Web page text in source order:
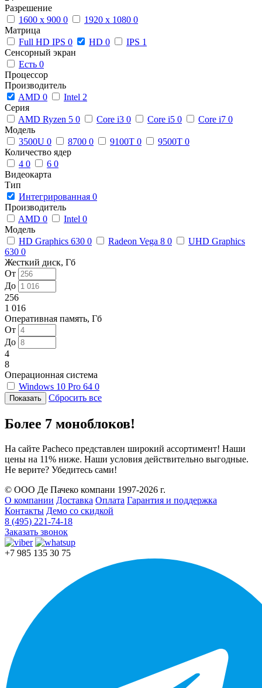
Разрешение
1600 x 900 0 1920 x 1080 0
Матрица
Full HD IPS 0 HD 0 IPS 1
Сенсорный экран
Есть 0
Процессор
Производитель
AMD 0 Intel 2
Серия
AMD Ryzen 5 0 Core i3 0 Core i5 0 Core i7 0
Модель
3500U 0 8700 0 9100T 0 9500T 0
Количество ядер
4 0 6 0
Видеокарта
Тип
Интегрированная 0
Производитель
AMD 0 Intel 0
Модель
HD Graphics 630 0 Radeon Vega 8 0
UHD Graphics
630 0
Жесткий диск, Гб
От
До
256
1 016
Оперативная память, Гб
От
До
4
8
Операционная система
Windows 10 Pro 64 0
Сбросить все
Более 7 моноблоков!
На сайте Pacheco представлен широкий ассортимент! Наши
цены на 11% ниже. Наши условия действительно выгодные.
Не верите? Убедитесь сами!
© ООО Де Пачеко компани 1997-2026 г.
О компании Доставка Оплата Гарантия и поддержка
Контакты Демо со скидкой
8 (495) 221-74-18
Заказать звонок
+7 985 135 30 75